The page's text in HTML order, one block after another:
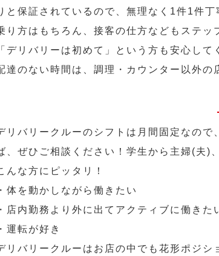
と保証されているので、無理なく1件1件
り方はもちろん、接客の仕方などもステッ
「デリバリーは初めて」という方も安心して
達のない時間は、調理・カウンター以外の
リバリークルーのシフトは月間固定なの
、ぜひご相談ください！学生から主婦(夫)
んな方にピッタリ！
・体を動かしながら働きたい
・店内勤務より外に出てアクティブに働きた
・運転が好き
リバリークルーはお店の中でも花形ポジ